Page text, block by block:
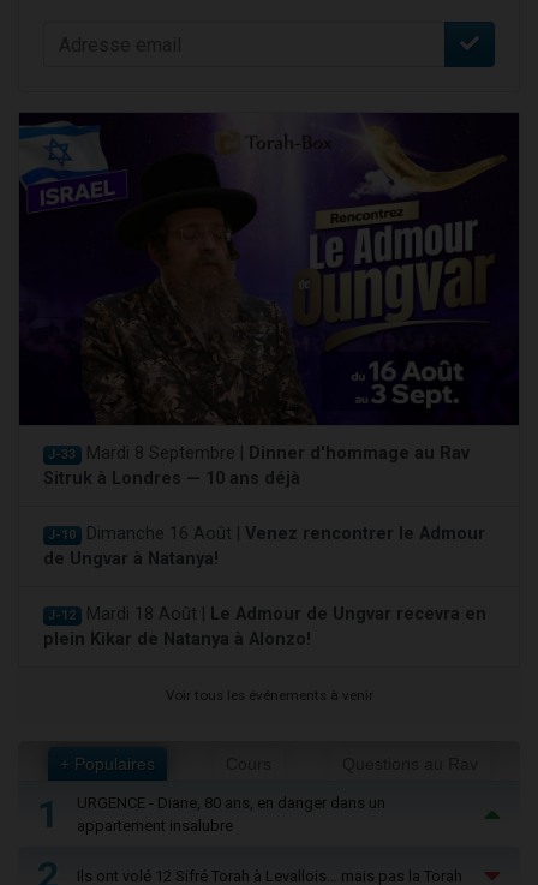
J-33 Mardi 8 Septembre |
Dinner d'hommage au Rav
Sitruk à Londres — 10 ans déjà
J-10 Dimanche 16 Août | Venez rencontrer le Admour
de Ungvar à Natanya!
J-12 Mardi 18 Août |
Le Admour de Ungvar recevra en
plein Kikar de Natanya à Alonzo!
Voir tous les événements à venir
+ Populaires
1
URGENCE - Diane, 80 ans, en danger dans un
appartement insalubre
2 Ils ont volé 12 Sifré Torah à Levallois… mais pas la Torah